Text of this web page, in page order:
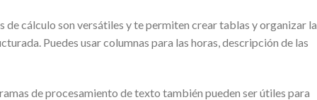
cálculo son versátiles y te permiten crear tablas y organizar la
Puedes usar columnas para las horas, descripción de las
de procesamiento de texto también pueden ser útiles para